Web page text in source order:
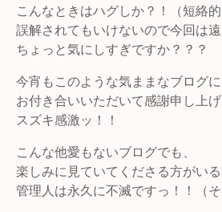
こんなときはハグしか？！（短絡的
誤解されてもいけないので今回は
ちょっと気にしすぎですか？？？
今宵もこのような気ままなブログに
お付き合いいただいて感謝申し上げ
スズキ感激ッ！！
こんな他愛もないブログでも、
楽しみに見ていてくださる方がいる
管理人は永久に不滅ですっ！！（そ